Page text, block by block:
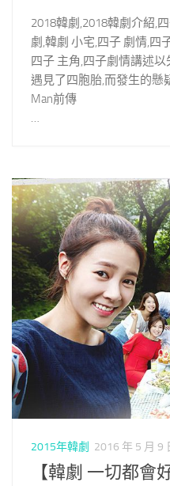
2018韓劇,2018韓劇介紹,
劇,韓劇 小宅,四子 劇情,四
四子 主角,四子劇情講述
遇見了四胞胎,而發生的懸
Man前傳
…
2015年韓劇 2016 年 5 月 9
【韓劇 一切都會